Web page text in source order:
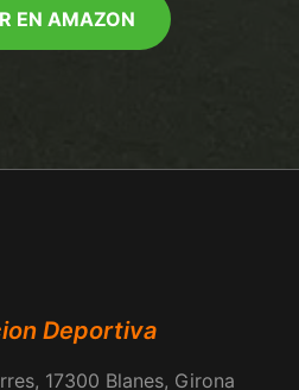
EN AMAZON
Deportiva
17300 Blanes, Girona